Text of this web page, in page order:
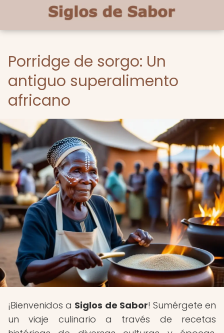
Porridge de sorgo: Un
antiguo superalimento
africano
¡Bienvenidos a Siglos de Sabor! Sumérgete en
un viaje culinario a través de recetas